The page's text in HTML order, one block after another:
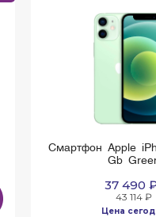
Смартфон Apple
Gb
37 490
43 114 ₽
Цена